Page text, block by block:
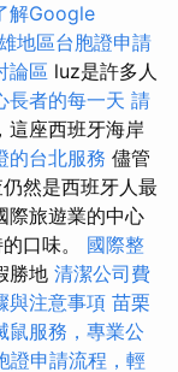
解Google
地區台胞證申請
論區 luz是許多人
長者的每一天 請
這座西班牙海岸
的台北服務 儘管
然是西班牙人最
際旅遊業的中心
口味。 國際整
勝地 清潔公司費
與注意事項 苗栗
鼠服務，專業公
證申請流程，輕